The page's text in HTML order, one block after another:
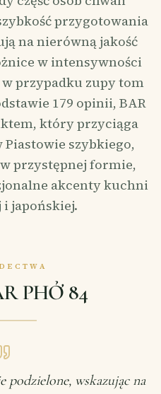
przygotowania
na nierówną jakość
w intensywności
przypadku zupy tom
179 opinii, BAR
który przyciąga
Piastowie szybkiego,
przystępnej formie,
akcenty kuchni
japońskiej.
PHỞ 84
podzielone, wskazując na